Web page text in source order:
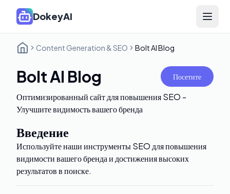
DokeyAI Open
Content Generation & SEO Bolt AI Blog
Bolt AI Blog Посетите
Оптимизированный сайт для повышения SEO -
Улучшите видимость вашего бренда
Введение
Используйте наши инструменты SEO для повышения
видимости вашего бренда и достижения высоких
результатов в поиске.